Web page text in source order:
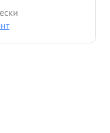
за
1563 боевых
боях проявляет